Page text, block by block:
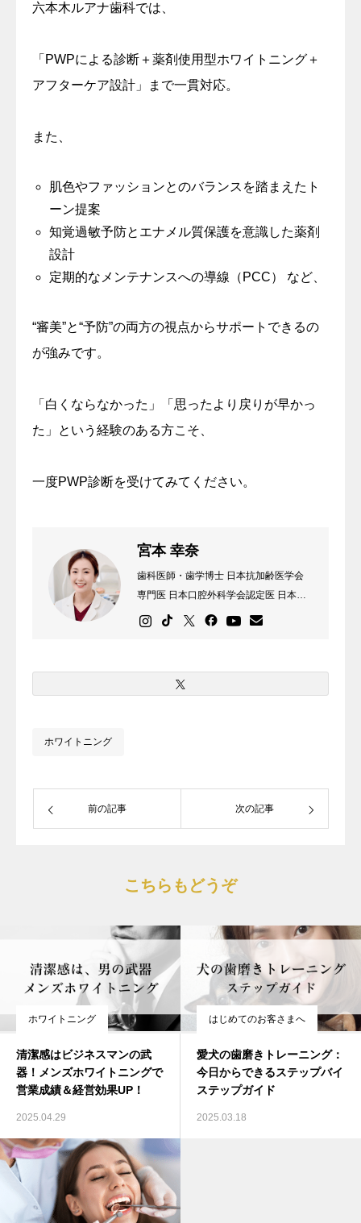
六本木ルアナ歯科では、
「PWPによる診断＋薬剤使用型ホワイトニング＋
アフターケア設計」まで一貫対応。
また、
肌色やファッションとのバランスを踏まえたト
ーン提案
知覚過敏予防とエナメル質保護を意識した薬剤
設計
定期的なメンテナンスへの導線（PCC） など、
“審美”と“予防”の両方の視点からサポートできるの
が強みです。
「白くならなかった」「思ったより戻りが早かっ
た」という経験のある方こそ、
一度PWP診断を受けてみてください。
宮本 幸奈
歯科医師・歯学博士 日本抗加齢医学会
専門医 日本口腔外科学会認定医 日本外
傷歯学会認定医 静岡県浜松市生まれ。
ベートは17歳チワワと暮らす愛犬家。
実は潜水士免許と調理師免許も持ってい
ホワイトニング
前の記事 次の記事
こちらもどうぞ
ホワイトニング
清潔感はビジネスマンの武
器！メンズホワイトニングで
営業成績＆経営効果UP！
2025.04.29
はじめてのお客さまへ
愛犬の歯磨きトレーニング：
今日からできるステップバイ
ステップガイド
2025.03.18